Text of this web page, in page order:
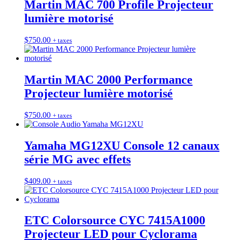
Martin MAC 700 Profile Projecteur
lumière motorisé
$750.00 + taxes
Martin MAC 2000 Performance
Projecteur lumière motorisé
$750.00 + taxes
Yamaha MG12XU Console 12 canaux
série MG avec effets
$409.00 + taxes
ETC Colorsource CYC 7415A1000
Projecteur LED pour Cyclorama